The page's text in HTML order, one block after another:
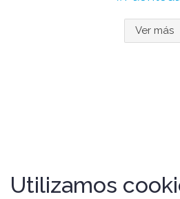
Ver más
Utilizamos